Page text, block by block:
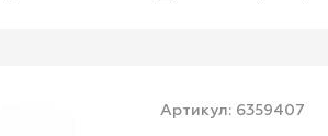
Артикул: 6359407